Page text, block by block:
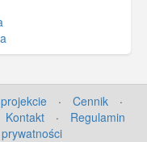
· Cennik
·
Kontakt ·
Regulamin